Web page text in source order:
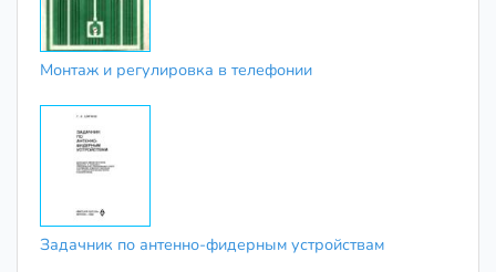
Монтаж и регулировка в телефонии
Задачник по антенно-фидерным устройствам